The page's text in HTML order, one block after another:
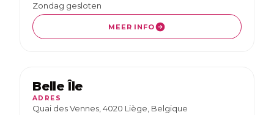
Zondag gesloten
MEER INFO
Belle Île
ADRES
Quai des Vennes, 4020 Liège, Belgique